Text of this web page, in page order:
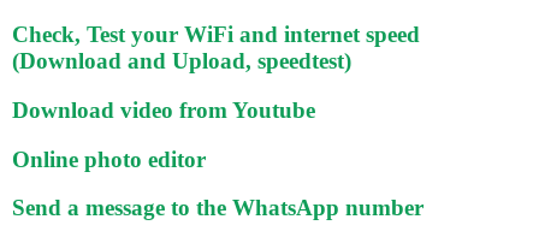
Check, Test your WiFi and internet speed
(Download and Upload, speedtest)
Download video from Youtube
Online photo editor
Send a message to the WhatsApp number